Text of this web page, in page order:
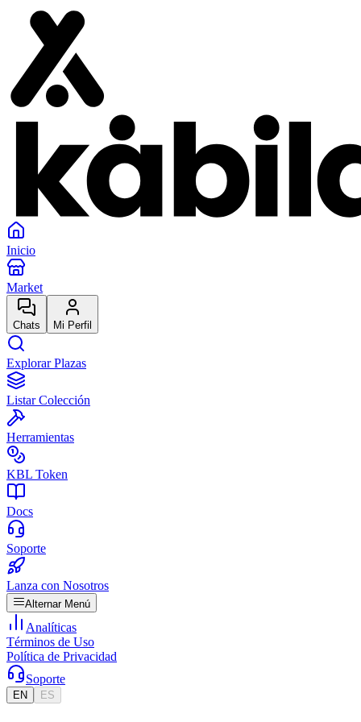
Inicio
Market
Chats Mi Perfil
Explorar Plazas
Listar Colección
Herramientas
KBL Token
Docs
Soporte
Lanza con Nosotros
Alternar Menú
Analíticas
Términos de Uso
Política de Privacidad
Soporte
EN ES